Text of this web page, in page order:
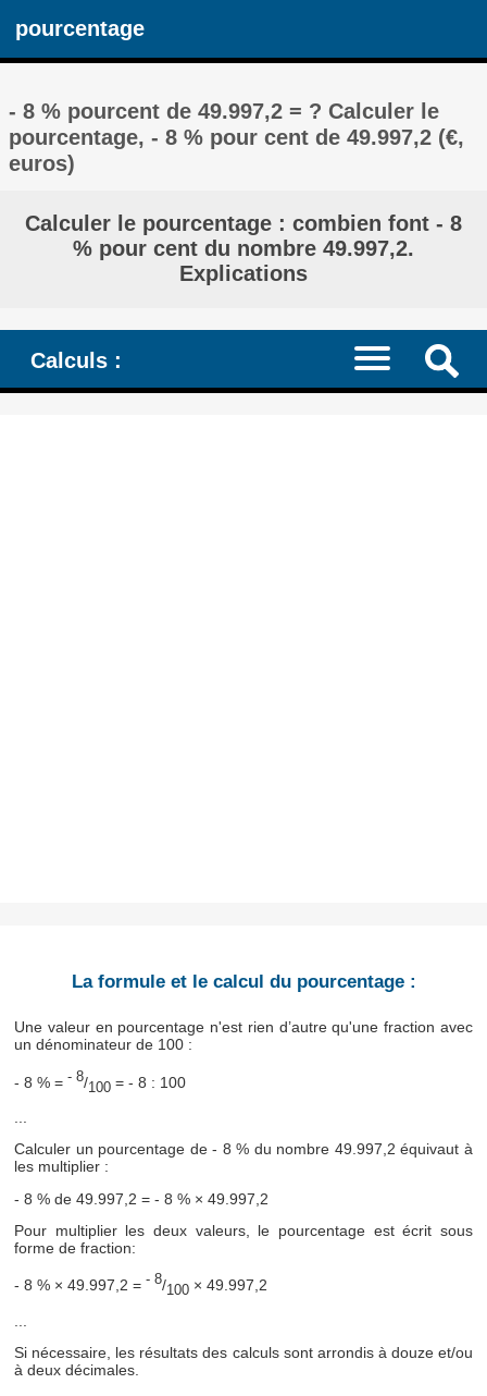
pourcentage
- 8 % pourcent de 49.997,2 = ? Calculer le
pourcentage, - 8 % pour cent de 49.997,2 (€,
euros)
Calculer le pourcentage : combien font - 8
% pour cent du nombre 49.997,2.
Explications
Calculs :
La formule et le calcul du pourcentage :
Une valeur en pourcentage n'est rien d’autre qu'une fraction avec
un dénominateur de 100 :
- 8 % =- 8/100 = - 8 : 100
...
Calculer un pourcentage de - 8 % du nombre 49.997,2 équivaut à
les multiplier :
- 8 % de 49.997,2 = - 8 % × 49.997,2
Pour multiplier les deux valeurs, le pourcentage est écrit sous
forme de fraction:
- 8 % × 49.997,2 =- 8/100 × 49.997,2
Si nécessaire, les résultats des calculs sont arrondis à douze et/ou
à deux décimales.